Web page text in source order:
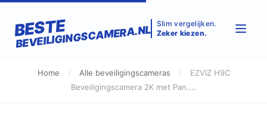
BESTE
BEVEILIGINGSCAMERA.NL Slim vergelijken.
Zeker kiezen.
Home / Alle beveiligingscameras /
EZVIZ H9C
Beveiligingscamera 2K met Pan....